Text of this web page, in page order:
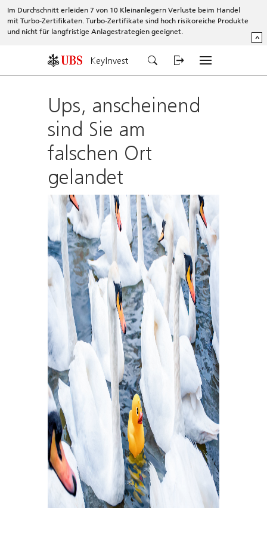
Im Durchschnitt erleiden 7 von 10 Kleinanlegern Verluste beim Handel
mit Turbo-Zertifikaten. Turbo-Zertifikate sind hoch risikoreiche Produkte
und nicht für langfristige Anlagestrategien geeignet.
^
KeyInvest
Ups, anscheinend
sind Sie am
falschen Ort
gelandet